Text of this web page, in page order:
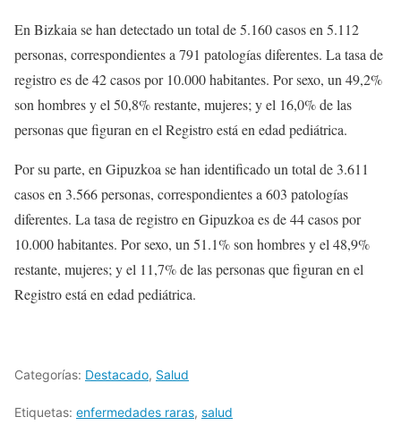
En Bizkaia se han detectado un total de 5.160 casos en 5.112
personas, correspondientes a 791 patologías diferentes. La tasa de
registro es de 42 casos por 10.000 habitantes. Por sexo, un 49,2%
son hombres y el 50,8% restante, mujeres; y el 16,0% de las
personas que figuran en el Registro está en edad pediátrica.
Por su parte, en Gipuzkoa se han identificado un total de 3.611
casos en 3.566 personas, correspondientes a 603 patologías
diferentes. La tasa de registro en Gipuzkoa es de 44 casos por
10.000 habitantes. Por sexo, un 51.1% son hombres y el 48,9%
restante, mujeres; y el 11,7% de las personas que figuran en el
Registro está en edad pediátrica.
Categorías: Destacado, Salud
Etiquetas: enfermedades raras, salud